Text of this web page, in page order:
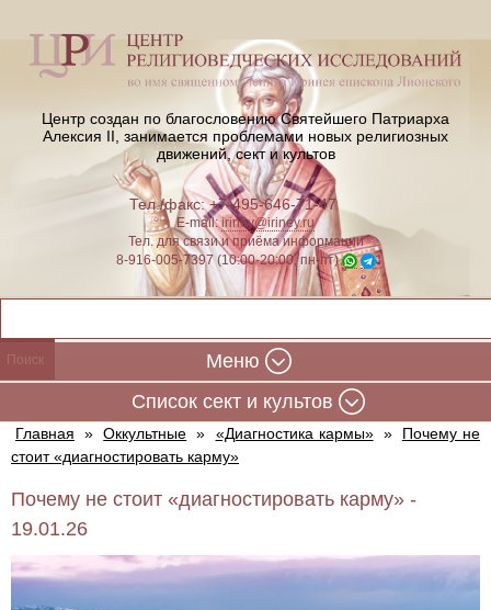
Центр создан по благословению Святейшего Патриарха
Алексия II, занимается проблемами новых религиозных
движений, сект и культов
Тел./факс: +7-495-646-71-47
E-mail:iriney@iriney.ru
Тел. для связи и приёма информации
8-916-005-7397 (10:00-20:00, пн-пт)
Меню
Cписок сект и культов
Главная » Оккультные » «Диагностика кармы» »
Почему не
стоит «диагностировать карму»
Почему не стоит «диагностировать карму» -
19.01.26